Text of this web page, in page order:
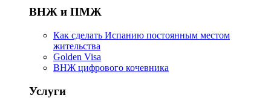
ВНЖ и ПМЖ
Как сделать Испанию постоянным местом
жительства
Golden Visa
ВНЖ цифрового кочевника
Услуги